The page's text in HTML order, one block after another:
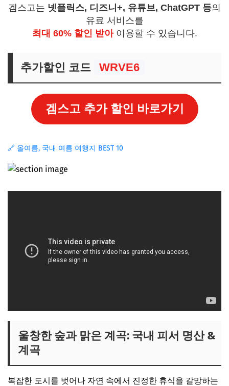
겜스고는 넷플릭스, 디즈니+, 유튜브, ChatGPT 등의
유료 서비스를
최대 60% 할인 받아이용할 수 있습니다.
추가할인 코드 WRVE6
겜스고 추가 할인 바로가기
🔗 올여름, 국내 여름 여행지 BEST 10
울창한 숲과 맑은 계곡: 국내 피서 명산 &
계곡
복잡한 도시를 벗어나 자연 속에서 진정한 휴식을 갈망하는